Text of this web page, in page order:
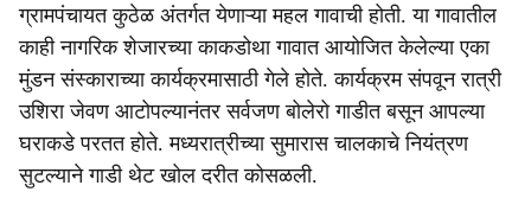
ग्रामपंचायत कुठेळ अंतर्गत येणाऱ्या महल गावाची होती. या गावातील
काही नागरिक शेजारच्या काकडोथा गावात आयोजित केलेल्या एका
मुंडन संस्काराच्या कार्यक्रमासाठी गेले होते. कार्यक्रम संपवून रात्री
उशिरा जेवण आटोपल्यानंतर सर्वजण बोलेरो गाडीत बसून आपल्या
घराकडे परतत होते. मध्यरात्रीच्या सुमारास चालकाचे नियंत्रण
सुटल्याने गाडी थेट खोल दरीत कोसळली.